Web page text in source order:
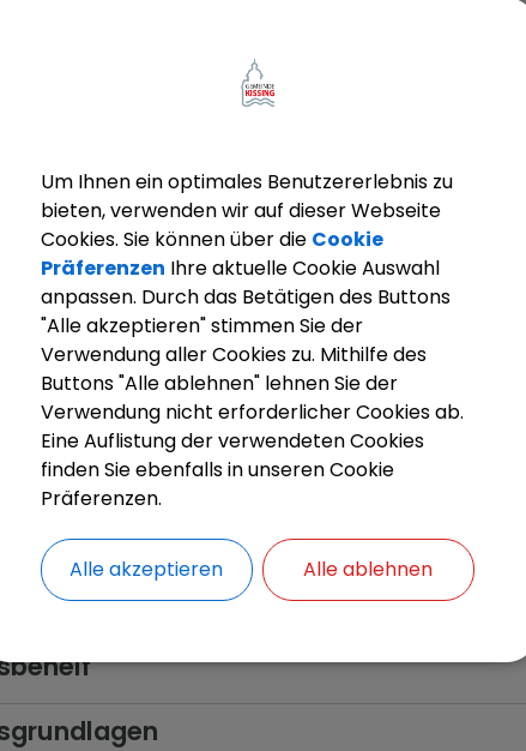
Unterlagen
Verfahren
Links
Um Ihnen ein optimales Benutzererlebnis zu
bieten, verwenden wir auf dieser Webseite
Cookies. Sie können über die Cookie
Präferenzen Ihre aktuelle Cookie Auswahl
anpassen. Durch das Betätigen des Buttons
"Alle akzeptieren" stimmen Sie der
Verwendung aller Cookies zu. Mithilfe des
Buttons "Alle ablehnen" lehnen Sie der
Verwendung nicht erforderlicher Cookies ab.
Eine Auflistung der verwendeten Cookies
finden Sie ebenfalls in unseren Cookie
Präferenzen.
Alle akzeptieren Alle ablehnen